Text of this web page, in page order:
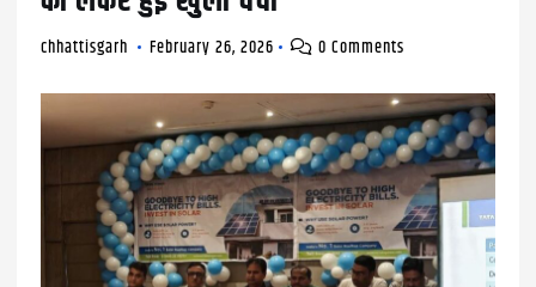
chhattisgarh February 26, 2026 0 Comments